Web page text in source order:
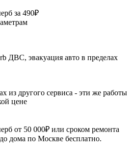
за 490₽
ДВС, эвакуация авто в пределах
из другого сервиса - эти же работы
цене
от 50 000₽ или сроком ремонта
дома по Москве бесплатно.